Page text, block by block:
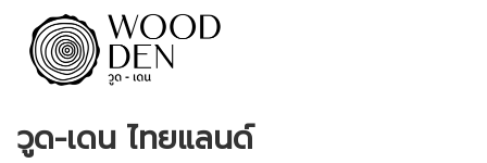
วูด-เดน ไทยแลนด์